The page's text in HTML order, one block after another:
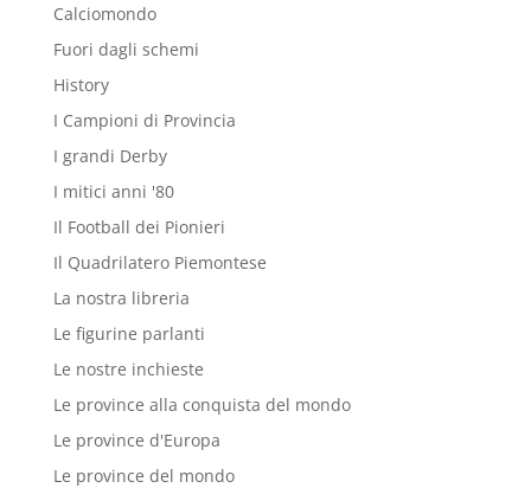
Calciomondo
Fuori dagli schemi
History
I Campioni di Provincia
I grandi Derby
I mitici anni '80
Il Football dei Pionieri
Il Quadrilatero Piemontese
La nostra libreria
Le figurine parlanti
Le nostre inchieste
Le province alla conquista del mondo
Le province d'Europa
Le province del mondo